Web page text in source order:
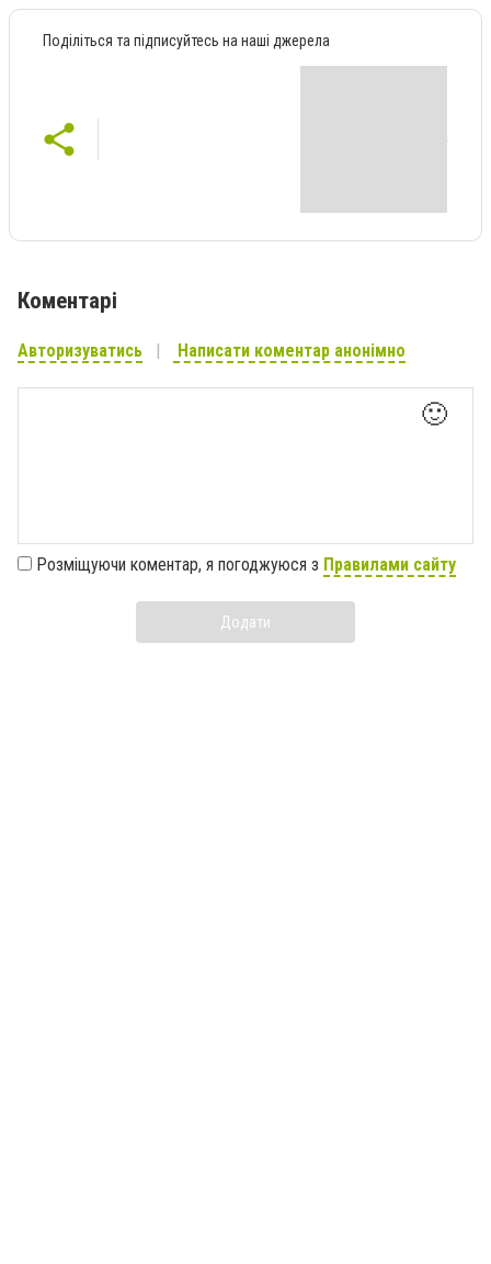
Поділіться та підписуйтесь на наші джерела
Коментарі
Авторизуватись Написати коментар анонімно
🙂
Розміщуючи коментар, я погоджуюся з Правилами сайту
Додати